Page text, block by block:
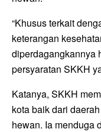
“Khusus terkait
keterangan
diperdagangkannya
persyaratan SKKH
Katanya, SKKH
kota baik dari
hewan. Ia menduga